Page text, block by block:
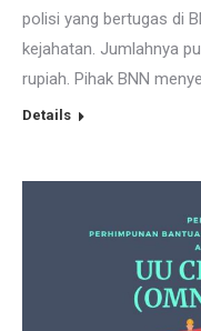
polisi yang bertugas di
kejahatan. Jumlahnya
rupiah. Pihak BNN
Details